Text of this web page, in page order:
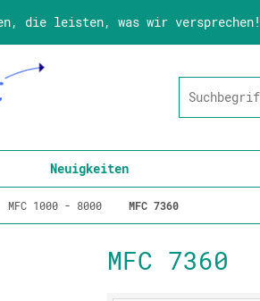
die leisten, was wir versprechen!
Neuigkeiten
MFC 1000 - 8000 MFC 7360
MFC 7360